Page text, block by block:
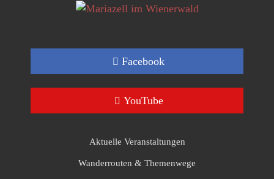
Facebook
YouTube
Aktuelle Veranstaltungen
Wanderrouten & Themenwege